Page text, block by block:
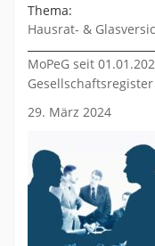
Thema:
Hausrat- &
MoPeG seit
Gesellschaftsregister
29. März 2024